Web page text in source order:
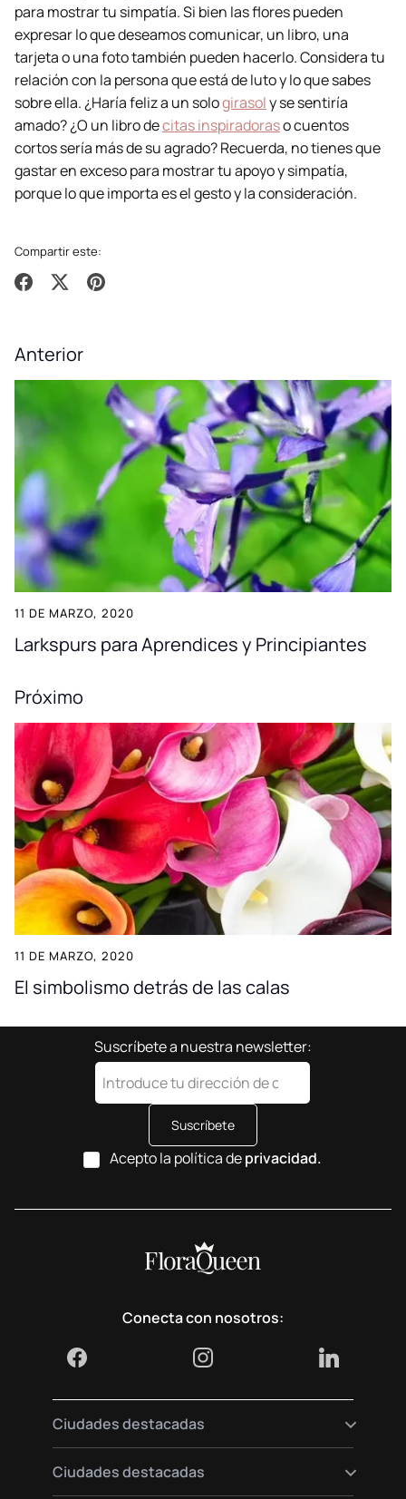
para mostrar tu simpatía. Si bien las flores pueden
expresar lo que deseamos comunicar, un libro, una
tarjeta o una foto también pueden hacerlo. Considera tu
relación con la persona que está de luto y lo que sabes
sobre ella. ¿Haría feliz a un sologirasoly se sentiría
amado? ¿O un libro decitas inspiradoraso cuentos
cortos sería más de su agrado? Recuerda, no tienes que
gastar en exceso para mostrar tu apoyo y simpatía,
porque lo que importa es el gesto y la consideración.
Compartir este:
Anterior
11 DE MARZO, 2020
Larkspurs para Aprendices y Principiantes
Próximo
11 DE MARZO, 2020
El simbolismo detrás de las calas
Suscríbete a nuestra newsletter:
Suscríbete
Acepto la política deprivacidad.
Ciudades destacadas
Envía flores a Berlín
Ciudades destacadas
Conecta con nosotros: